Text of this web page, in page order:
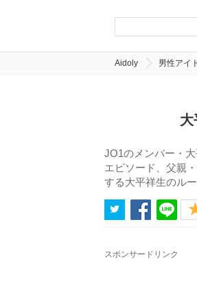
Aidoly 男性アイ
大
JO1のメンバー・
エピソード、父親
する大平祥生のル
スポンサードリンク